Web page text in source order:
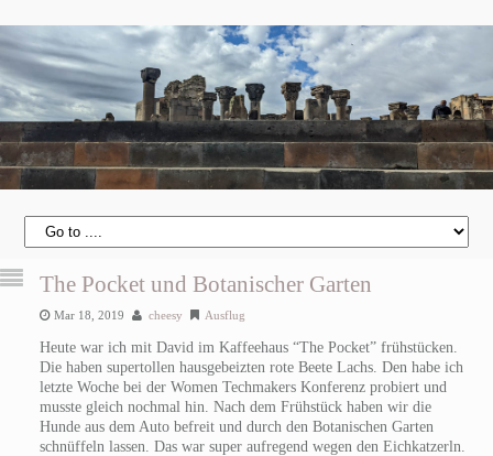
The Pocket und Botanischer Garten
Mar 18, 2019 cheesy Ausflug
Heute war ich mit David im Kaffeehaus “The Pocket” frühstücken.
Die haben supertollen hausgebeizten rote Beete Lachs. Den habe ich
letzte Woche bei der Women Techmakers Konferenz probiert und
musste gleich nochmal hin. Nach dem Frühstück haben wir die
Hunde aus dem Auto befreit und durch den Botanischen Garten
schnüffeln lassen. Das war super aufregend wegen den Eichkatzerln.